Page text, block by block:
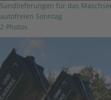
Sandlieferungen für das
autofreien Sonntag
2 Photos